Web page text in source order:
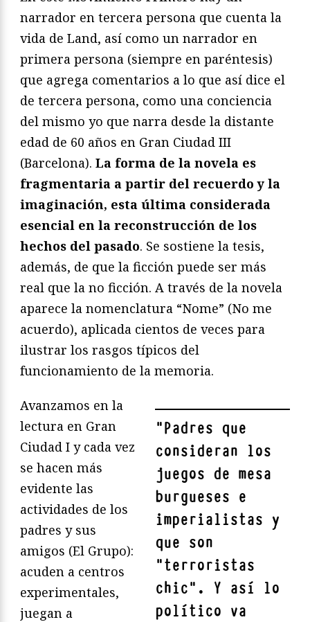
narrador en tercera persona que cuenta la
vida de Land, así como un narrador en
primera persona (siempre en paréntesis)
que agrega comentarios a lo que así dice el
de tercera persona, como una conciencia
del mismo yo que narra desde la distante
edad de 60 años en Gran Ciudad III
(Barcelona). La forma de la novela es
fragmentaria a partir del recuerdo y la
imaginación, esta última considerada
esencial en la reconstrucción de los
hechos del pasado. Se sostiene la tesis,
además, de que la ficción puede ser más
real que la no ficción. A través de la novela
aparece la nomenclatura “Nome” (No me
acuerdo), aplicada cientos de veces para
ilustrar los rasgos típicos del
funcionamiento de la memoria.
"Padres que
consideran los
juegos de mesa
burgueses e
imperialistas y
que son
“terroristas
chic”. Y así lo
político va
Avanzamos en la
lectura en Gran
Ciudad I y cada vez
se hacen más
evidente las
actividades de los
padres y sus
amigos (El Grupo):
acuden a centros
experimentales,
juegan a